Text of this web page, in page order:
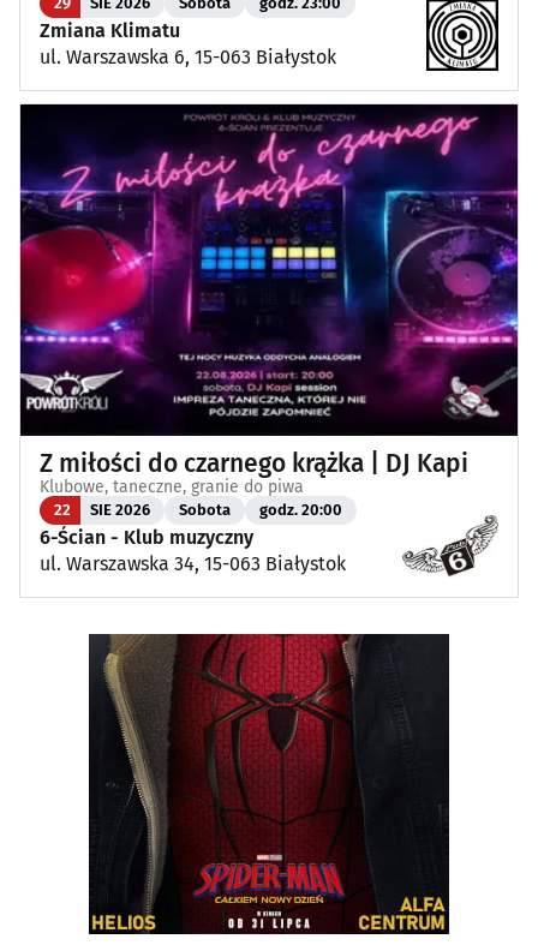
Zmiana Klimatu
ul. Warszawska 6, 15-063 Białystok
Z miłości do czarnego krążka | DJ Kapi
Klubowe, taneczne, granie do piwa
22 SIE 2026 Sobota godz. 20:00
6-Ścian - Klub muzyczny
ul. Warszawska 34, 15-063 Białystok